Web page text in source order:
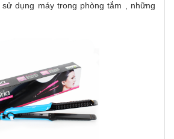
máy trong phòng tắm , những